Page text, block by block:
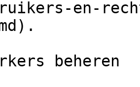
en-
beheren